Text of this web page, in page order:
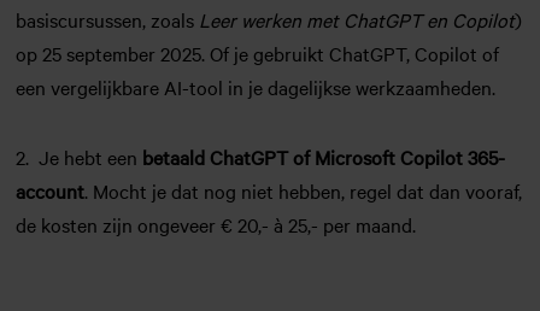
basiscursussen, zoals Leer werken met ChatGPT en Copilot)
op 25 september 2025. Of je gebruikt ChatGPT, Copilot of
een vergelijkbare AI-tool in je dagelijkse werkzaamheden.
2. Je hebt een betaald ChatGPT of Microsoft Copilot 365-
account. Mocht je dat nog niet hebben, regel dat dan vooraf,
de kosten zijn ongeveer € 20,- à 25,- per maand.